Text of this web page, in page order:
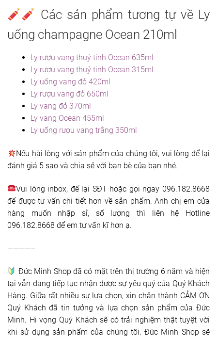
Các sản phẩm tương tự về Ly
uống champagne Ocean 210ml
Ly rượu vang thuỷ tinh Ocean 635ml
Ly rượu vang thuỷ tinh Ocean 315ml
Ly uống vang đỏ 420ml
Ly rượu vang đỏ 650ml
Ly vang đỏ 370ml
Ly vang Ocean 455ml
Ly uống rượu vang trắng 350ml
Nếu hài lòng với sản phẩm của chúng tôi, vui lòng để lại
đánh giá 5 sao và chia sẻ với bạn bè của bạn nhé.
Vui lòng inbox, để lại SĐT hoặc gọi ngay 096.182.8668
để được tư vấn chi tiết hơn về sản phẩm. Anh chị em cửa
hàng muốn nhập sỉ, số lượng thì liên hệ Hotline
096.182.8668 để em tư vấn kĩ hơn ạ.
————–
Đức Minh Shop đã có mặt trên thị trường 6 năm và hiện
tại vẫn đang tiếp tục nhận được sự yêu quý của Quý Khách
Hàng. Giữa rất nhiều sự lựa chọn, xin chân thành CẢM ƠN
Quý Khách đã tin tưởng và lựa chọn sản phẩm của Đức
Minh. Hi vọng Quý Khách sẽ có trải nghiệm thật tuyệt vời
khi sử dụng sản phẩm của chúng tôi. Đức Minh Shop sẽ